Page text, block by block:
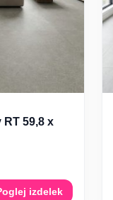
RT 59,8 x
izdelek